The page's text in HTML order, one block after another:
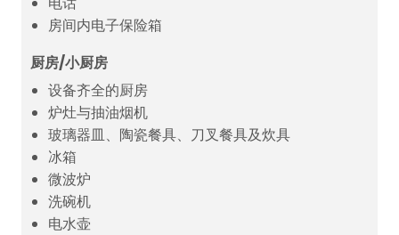
房间内电子保险箱
厨房/小厨房
设备齐全的厨房
炉灶与抽油烟机
玻璃器皿、陶瓷餐具、刀叉餐具及炊具
冰箱
微波炉
洗碗机
电水壶